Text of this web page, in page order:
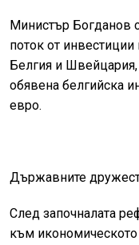
Министър Богданов
поток от
Белгия и
обявена белгийска
евро.
Държавните
След започналата
към икономическото